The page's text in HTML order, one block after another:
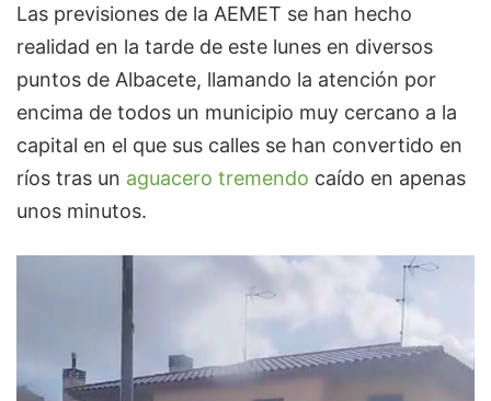
Las previsiones de la AEMET se han hecho
realidad en la tarde de este lunes en diversos
puntos de Albacete, llamando la atención por
encima de todos un municipio muy cercano a la
capital en el que sus calles se han convertido en
ríos tras un aguacero tremendo caído en apenas
unos minutos.